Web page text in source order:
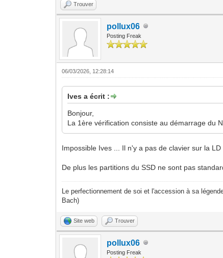
Trouver
pollux06
Posting Freak
06/03/2026, 12:28:14
Ives a écrit :
Bonjour,
La 1ère vérification consiste au démarrage du
Impossible Ives ... Il n'y a pas de clavier sur la
De plus les partitions du SSD ne sont pas
Le perfectionnement de soi et l'accession à sa
Bach)
Site web Trouver
pollux06
Posting Freak